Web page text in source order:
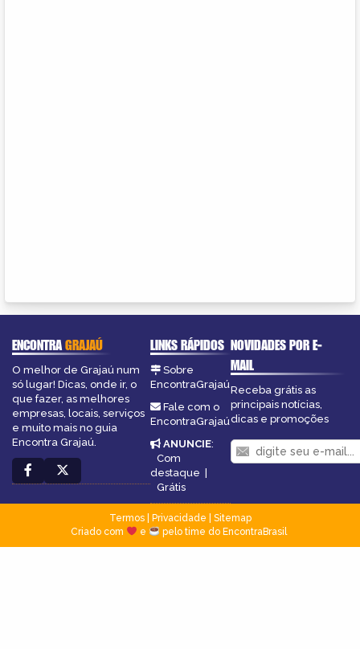
ENCONTRAGRAJAÚ
O melhor de Grajaú num
só lugar! Dicas, onde ir, o
que fazer, as melhores
empresas, locais, serviços
e muito mais no guia
Encontra Grajaú.
LINKS RÁPIDOS
Sobre
EncontraGrajaú
Fale com o
EncontraGrajaú
ANUNCIE:
Com
destaque
Grátis
NOVIDADES POR E-
MAIL
Receba grátis as
principais notícias,
dicas e promoções
Termos| Privacidade
Sitemap
Criado com
e pelo time do EncontraBrasil